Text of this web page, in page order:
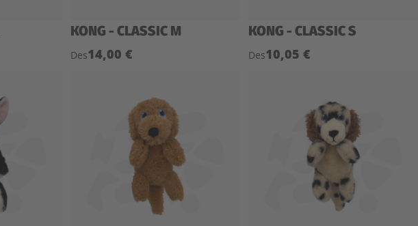
KONG - CLASSIC M
Des14,00 €
KONG - CLASSIC S
Des10,05 €